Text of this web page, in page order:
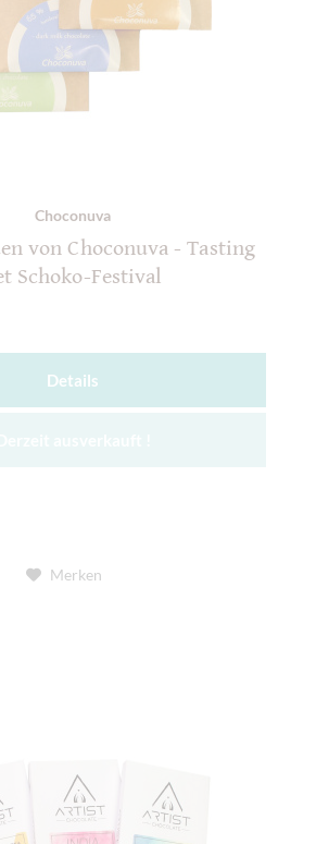
Choconuva
von Choconuva - Tasting
Schoko-Festival
Details
Merken